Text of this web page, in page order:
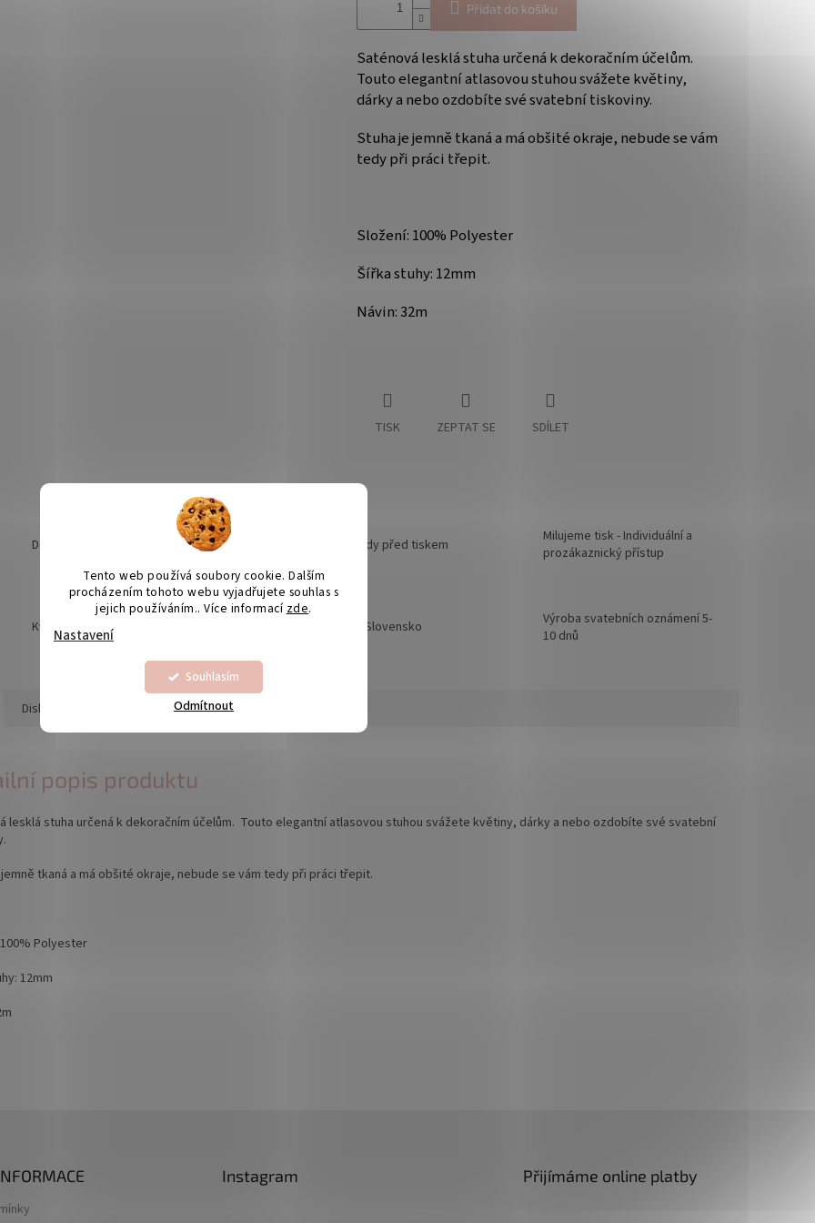
Tento web používá soubory cookie. Dalším
procházením tohoto webu vyjadřujete souhlas s
jejich používáním.. Více informací zde.
Nastavení
Odmítnout
Souhlasím
Přidat do košíku
Saténová lesklá stuha určená k dekoračním účelům.
Touto elegantní atlasovou stuhou svážete květiny,
dárky a nebo ozdobíte své svatební tiskoviny.
Stuha je jemně tkaná a má obšité okraje, nebude se vám
tedy při práci třepit.
Složení: 100% Polyester
Šířka stuhy: 12mm
Návin: 32m
TISK ZEPTAT SE SDÍLET
Doprava nad 1990,- ZDARMA Grafické náhledy před tiskem
Milujeme tisk - Individuální a
prozákaznický přístup
Kvalita je naší prioritou Odesíláme na Slovensko
Výroba svatebních oznámení 5-
10 dnů
Diskuze
popis produktu
lesklá stuha určená k dekoračním účelům. Touto elegantní atlasovou stuhou svážete květiny, dárky a nebo ozdobíte své svatební
tkaná a má obšité okraje, nebude se vám tedy při práci třepit.
Polyester
12mm
Instagram Přijímáme online platby